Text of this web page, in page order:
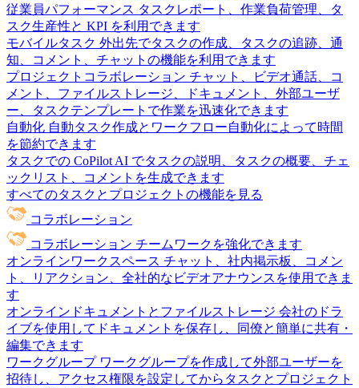
従業員パフォーマンス タスクレポート、作業負荷管理、タ
スク生産性と KPI を利用できます
モバイルタスク 外出先でタスクの作成、タスクの追跡、通
知、コメント、チャットの機能を利用できます
プロジェクトコラボレーション チャット、ビデオ通話、コ
メント、ファイルストレージ、ドキュメント、外部ユーザ
ー、タスクテンプレートで作業を迅速化できます
自動化 自動タスク作成とワークフロー自動化によって時間
を節約できます
タスクでの CoPilot AI でタスクの説明、タスクの概要、チェ
ックリスト、コメントを生成できます
すべてのタスクとプロジェクトの機能を見る
コラボレーション
コラボレーション チームワークを強化できます
オンラインワークスペース チャット、社内掲示板、コメン
ト、リアクション、全社的なビデオアナウンスを使用できま
す
オンラインドキュメントとファイルストレージ 会社のドラ
イブを使用してドキュメントを保存し、同僚と簡単に共有・
編集できます
ワークグループ ワークグループを作成して外部ユーザーを
招待し、アクセス権限を設定してからタスクとプロジェクト